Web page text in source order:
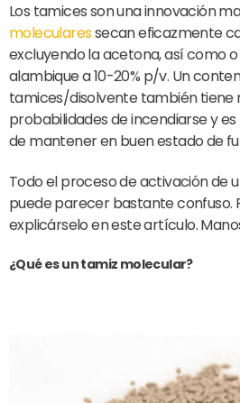
Los tamices son una innovación
molecularessecan eficazmente
excluyendo la acetona, así como
alambique a 10-20% p/v. Un
tamices/disolvente también tiene
probabilidades de incendiarse y
de mantener en buen estado de
Todo el proceso de activación de
puede parecer bastante confuso.
explicárselo en este artículo.
¿Qué es un tamiz molecular?